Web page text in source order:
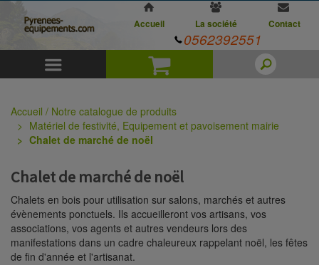
Panier
Accueil La société Contact
0562392551
Accueil / Notre catalogue de produits
Matériel de festivité, Equipement et pavoisement mairie
Chalet de marché de noël
Chalet de marché de noël
Chalets en bois pour utilisation sur salons, marchés et autres
évènements ponctuels. Ils accueilleront vos artisans, vos
associations, vos agents et autres vendeurs lors des
manifestations dans un cadre chaleureux rappelant noël, les fêtes
de fin d'année et l'artisanat.